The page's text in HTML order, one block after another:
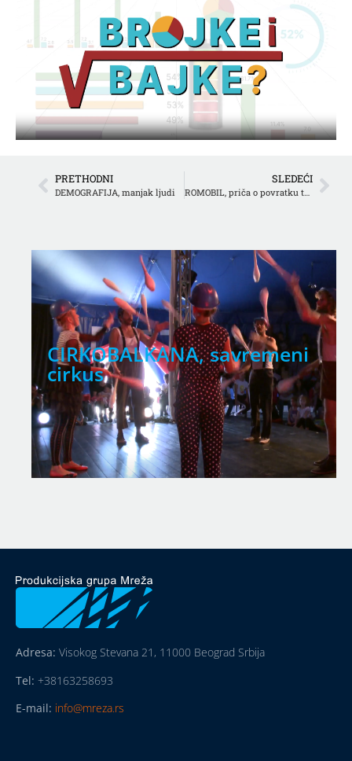
PRETHODNI
DEMOGRAFIJA, manjak ljudi
SLEDEĆI
ROMOBIL, priča o povratku trotineta u grad
CIRKOBALKANA, savremeni
cirkus
Adresa: Visokog Stevana 21, 11000 Beograd Srbija
Tel: +38163258693
E-mail: info@mreza.rs